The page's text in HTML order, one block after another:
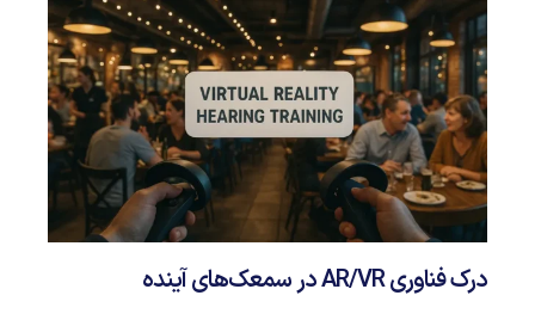
درک فناوری AR/VR در سمعک‌های آینده